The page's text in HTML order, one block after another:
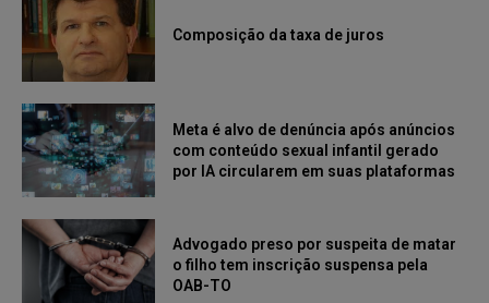
Composição da taxa de juros
Meta é alvo de denúncia após anúncios
com conteúdo sexual infantil gerado
por IA circularem em suas plataformas
Advogado preso por suspeita de matar
o filho tem inscrição suspensa pela
OAB-TO